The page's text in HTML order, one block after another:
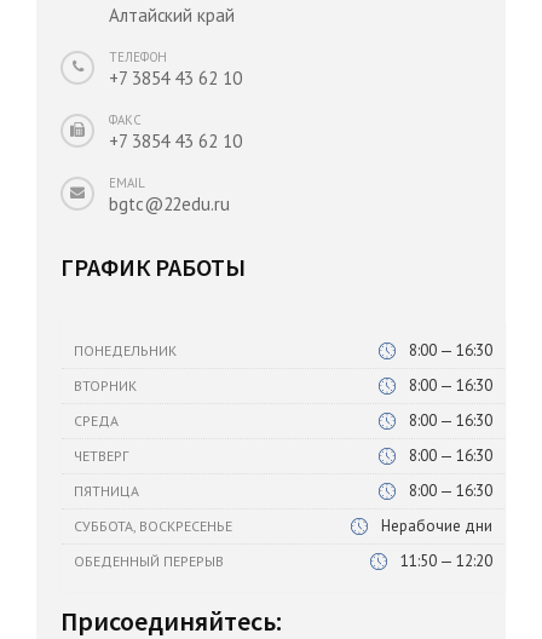
Алтайский край
ТЕЛЕФОН
+7 3854 43 62 10
ФАКС
+7 3854 43 62 10
EMAIL
bgtc@22edu.ru
ГРАФИК РАБОТЫ
ПОНЕДЕЛЬНИК 8:00 — 16:30
ВТОРНИК 8:00 — 16:30
СРЕДА 8:00 — 16:30
ЧЕТВЕРГ 8:00 — 16:30
ПЯТНИЦА 8:00 — 16:30
СУББОТА, ВОСКРЕСЕНЬЕ Нерабочие дни
ОБЕДЕННЫЙ ПЕРЕРЫВ 11:50 — 12:20
Присоединяйтесь: